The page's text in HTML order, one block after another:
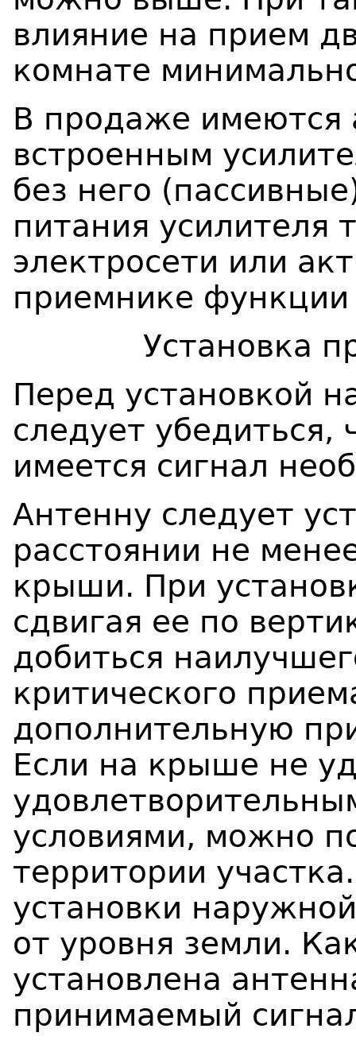
влияние на прием
комнате
В продаже имеются
встроенным
без него
питания усилителя
электросети или
приемнике
Установка
Перед установкой
следует убедиться,
имеется сигнал
Антенну следует
расстоянии не
крыши. При
сдвигая ее по
добиться
критического
дополнительную
Если на крыше не
условиями, можно
территории
установки
от уровня земли.
установлена
принимаемый